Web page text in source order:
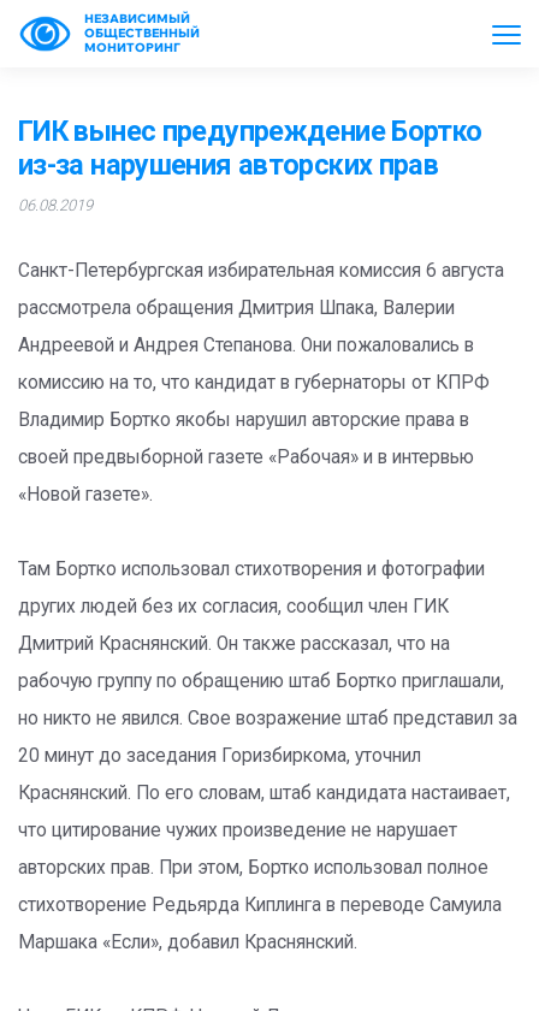
НЕЗАВИСИМЫЙ
ОБЩЕСТВЕННЫЙ
МОНИТОРИНГ
ГИК вынес предупреждение Бортко
из-за нарушения авторских прав
06.08.2019
Санкт-Петербургская избирательная комиссия 6 августа
рассмотрела обращения Дмитрия Шпака, Валерии
Андреевой и Андрея Степанова. Они пожаловались в
комиссию на то, что кандидат в губернаторы от КПРФ
Владимир Бортко якобы нарушил авторские права в
своей предвыборной газете «Рабочая» и в интервью
«Новой газете».
Там Бортко использовал стихотворения и фотографии
других людей без их согласия, сообщил член ГИК
Дмитрий Краснянский. Он также рассказал, что на
рабочую группу по обращению штаб Бортко приглашали,
но никто не явился. Свое возражение штаб представил за
20 минут до заседания Горизбиркома, уточнил
Краснянский. По его словам, штаб кандидата настаивает,
что цитирование чужих произведение не нарушает
авторских прав. При этом, Бортко использовал полное
стихотворение Редьярда Киплинга в переводе Самуила
Маршака «Если», добавил Краснянский.